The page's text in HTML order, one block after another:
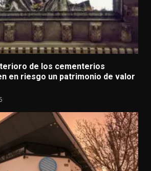
de los cementerios
en riesgo un patrimonio de valor